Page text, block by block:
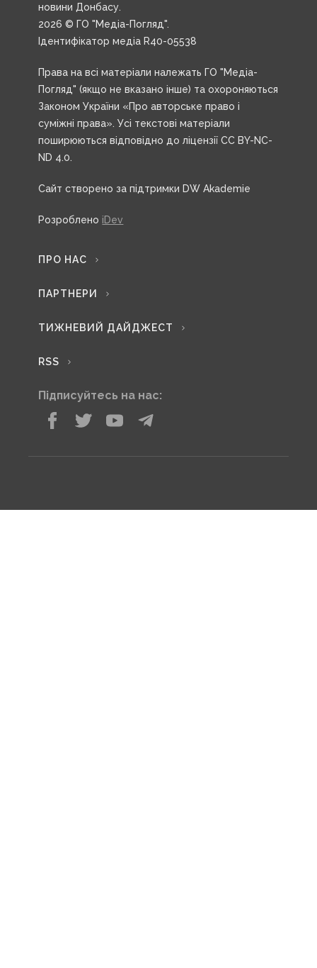
новини Донбасу.
2026 © ГО "Медіа-Погляд".
Ідентифікатор медіа R40-05538
Права на всі матеріали належать ГО "Медіа-
Погляд" (якщо не вказано інше) та охороняються
Законом України «Про авторське право і
суміжні права». Усі текстові матеріали
поширюються відповідно до ліцензії CC BY-NC-
ND 4.0.
Сайт створено за підтримки DW Akademie
Розроблено iDev
ПРО НАС
ПАРТНЕРИ
ТИЖНЕВИЙ ДАЙДЖЕСТ
RSS
Підписуйтесь на нас: